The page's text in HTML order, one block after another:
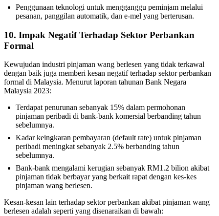
Penggunaan teknologi untuk mengganggu peminjam melalui
pesanan, panggilan automatik, dan e-mel yang berterusan.
10. Impak Negatif Terhadap Sektor Perbankan
Formal
Kewujudan industri pinjaman wang berlesen yang tidak terkawal
dengan baik juga memberi kesan negatif terhadap sektor perbankan
formal di Malaysia. Menurut laporan tahunan Bank Negara
Malaysia 2023:
Terdapat penurunan sebanyak 15% dalam permohonan
pinjaman peribadi di bank-bank komersial berbanding tahun
sebelumnya.
Kadar keingkaran pembayaran (default rate) untuk pinjaman
peribadi meningkat sebanyak 2.5% berbanding tahun
sebelumnya.
Bank-bank mengalami kerugian sebanyak RM1.2 bilion akibat
pinjaman tidak berbayar yang berkait rapat dengan kes-kes
pinjaman wang berlesen.
Kesan-kesan lain terhadap sektor perbankan akibat pinjaman wang
berlesen adalah seperti yang disenaraikan di bawah: